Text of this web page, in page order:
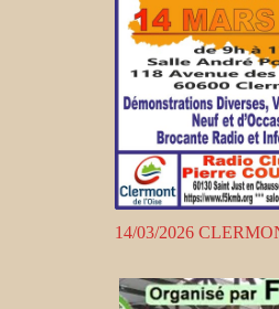
14/03/2026